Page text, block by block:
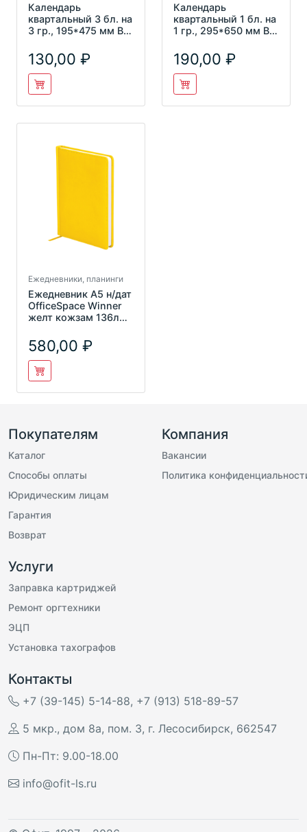
Календарь
квартальный 3 бл. на
3 гр., 195*475 мм BG
"Российска
130,00
Календарь
квартальный 1 бл. на
1 гр., 295*650 мм BG
бегунк
190,00
Ежедневники, планинги
Ежедневник А5 н/дат
OfficeSpace Winner
желт кожзам 136л
580,00
Покупателям
Каталог
Способы оплаты
Юридическим лицам
Гарантия
Возврат
Компания
Вакансии
Политика
Услуги
Заправка картриджей
Ремонт оргтехники
ЭЦП
Установка тахографов
Контакты
+7 (39-145) 5-14-88, +7 (913) 518-89-57
5 мкр., дом 8а, пом. 3, г. Лесосибирск, 662547
Пн-Пт: 9.00-18.00
info@ofit-ls.ru